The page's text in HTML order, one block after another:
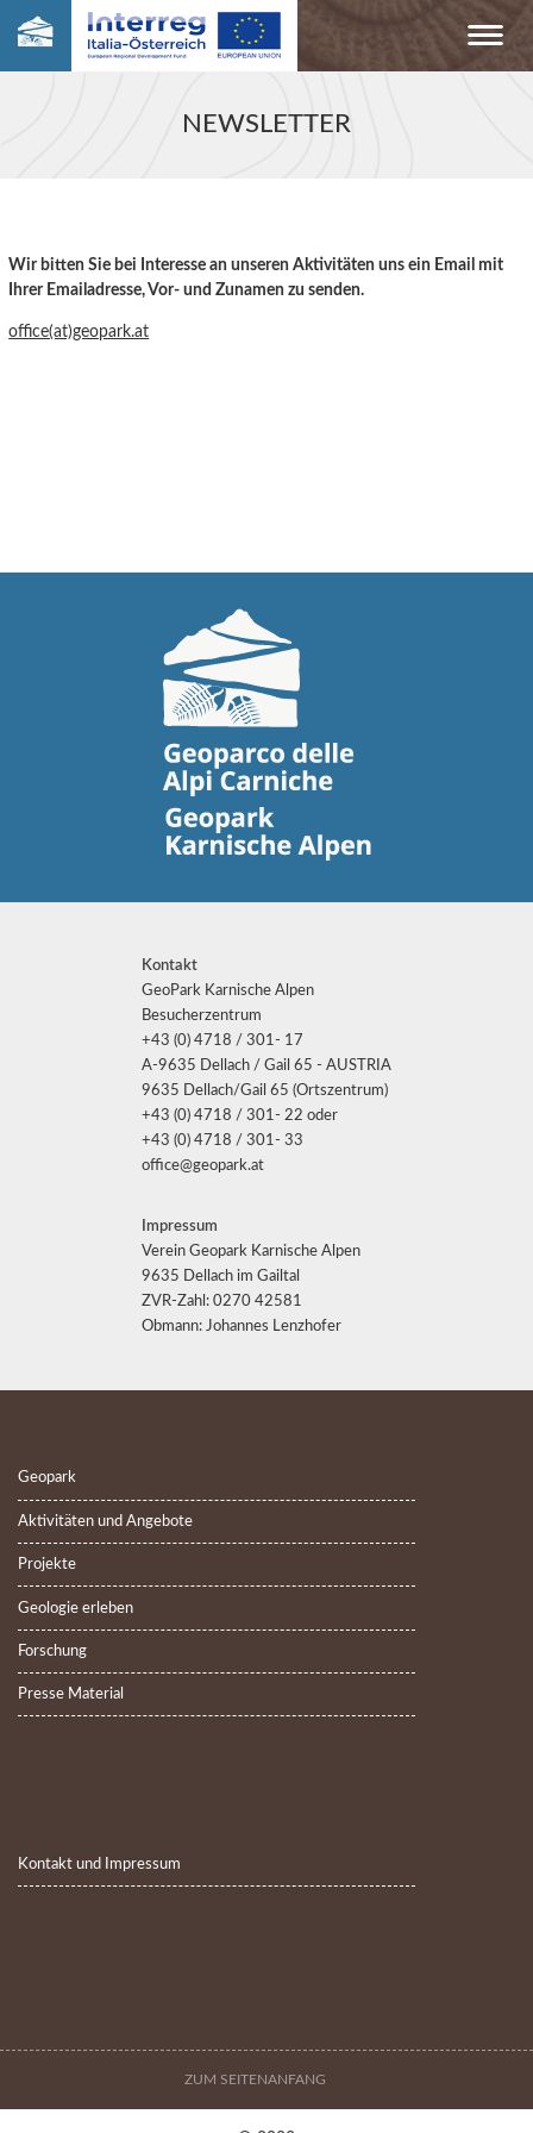
NEWSLETTER
Wir bitten Sie bei Interesse an unseren Aktivitäten uns ein Email mit
Ihrer Emailadresse, Vor- und Zunamen zu senden.
office(at)geopark.at
Kontakt
GeoPark Karnische Alpen
Besucherzentrum
+43 (0) 4718 / 301- 17
A-9635 Dellach / Gail 65 - AUSTRIA
9635 Dellach/Gail 65 (Ortszentrum)
+43 (0) 4718 / 301- 22 oder
+43 (0) 4718 / 301- 33
office@geopark.at
Impressum
Verein Geopark Karnische Alpen
9635 Dellach im Gailtal
ZVR-Zahl: 0270 42581
Obmann: Johannes Lenzhofer
Geopark
Aktivitäten und Angebote
Projekte
Geologie erleben
Forschung
Presse Material
Kontakt und Impressum
ZUM SEITENANFANG